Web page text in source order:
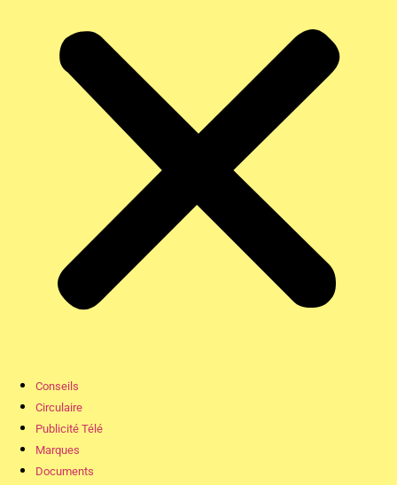
Conseils
Circulaire
Publicité Télé
Marques
Documents